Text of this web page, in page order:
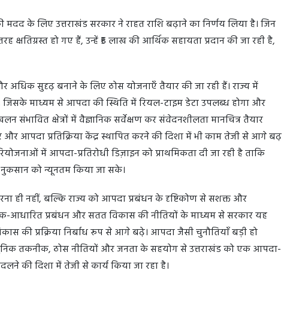
के लिए उत्तराखंड सरकार ने राहत राशि बढ़ाने का निर्णय लिया है। जिन
क्षतिग्रस्त हो गए हैं, उन्हें ₹5 लाख की आर्थिक सहायता प्रदान की जा रही है,
अधिक सुदृढ़ बनाने के लिए ठोस योजनाएँ तैयार की जा रही हैं। राज्य में
जिसके माध्यम से आपदा की स्थिति में रियल-टाइम डेटा उपलब्ध होगा और
संभावित क्षेत्रों में वैज्ञानिक सर्वेक्षण कर संवेदनशीलता मानचित्र तैयार
और आपदा प्रतिक्रिया केंद्र स्थापित करने की दिशा में भी काम तेजी से आगे बढ़
में आपदा-प्रतिरोधी डिज़ाइन को प्राथमिकता दी जा रही है ताकि
को न्यूनतम किया जा सके।
ही नहीं, बल्कि राज्य को आपदा प्रबंधन के दृष्टिकोण से सशक्त और
आधारित प्रबंधन और सतत विकास की नीतियों के माध्यम से सरकार यह
की प्रक्रिया निर्बाध रूप से आगे बढ़े। आपदा जैसी चुनौतियाँ बड़ी हो
तकनीक, ठोस नीतियों और जनता के सहयोग से उत्तराखंड को एक आपदा-
की दिशा में तेजी से कार्य किया जा रहा है।